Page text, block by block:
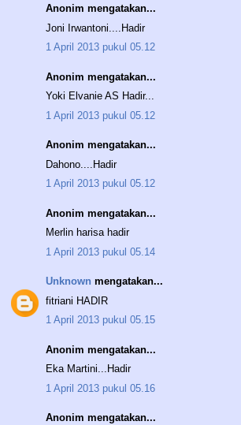
Anonim mengatakan...
Joni Irwantoni....Hadir
1 April 2013 pukul 05.12
Anonim mengatakan...
Yoki Elvanie AS Hadir...
1 April 2013 pukul 05.12
Anonim mengatakan...
Dahono....Hadir
1 April 2013 pukul 05.12
Anonim mengatakan...
Merlin harisa hadir
1 April 2013 pukul 05.14
Unknown mengatakan...
fitriani HADIR
1 April 2013 pukul 05.15
Anonim mengatakan...
Eka Martini...Hadir
1 April 2013 pukul 05.16
Anonim mengatakan...